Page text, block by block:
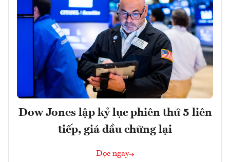
Dow Jones lập kỷ lục phiên thứ 5 liên
tiếp, giá dầu chững lại
Đọc ngay